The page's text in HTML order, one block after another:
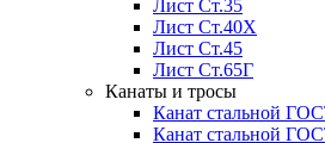
Лист Ст.35
Лист Ст.40Х
Лист Ст.45
Лист Ст.65Г
Канаты и тросы
Канат стальной
Канат стальной